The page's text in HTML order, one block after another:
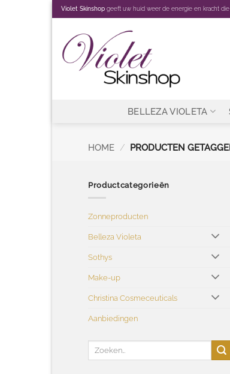
naar
Violet Skinshop geeft uw huid weer de energie en kracht
BELLEZA VIOLETA
HOME / PRODUCTEN
Productcategorieën
Zonneproducten
Belleza Violeta
Sothys
Make-up
Christina Cosmeceuticals
Aanbiedingen
Zoeken